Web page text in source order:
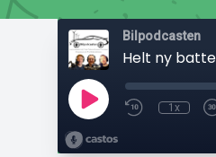
Bilpodcasten
Helt ny
1x